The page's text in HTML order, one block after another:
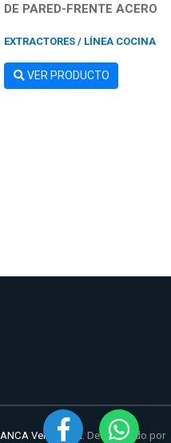
DE PARED-FRENTE ACERO
EXTRACTORES / LÍNEA COCINA
VER PRODUCTO
ANCA Ventilación. Desarrollado por